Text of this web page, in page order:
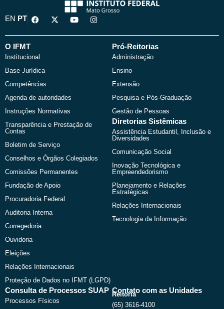
EN PT
F
a
e
o
k
X
-
w
Y
o
t
I
n
t
O IFMT
Institucional
Base Jurídica
Competências
Agenda de autoridades
Instruções Normativas
Transparência e Prestação de
Contas
Boletim de Serviço
Conselhos e Órgãos Colegiados
Comissões Permanentes
Fundação de Apoio
Procuradoria Federal
Auditoria Interna
Corregedoria
Ouvidoria
Eleições
Relações Internacionais
Proteção de Dados no IFMT (LGPD)
Pró-Reitorias
Administração
Ensino
Extensão
Pesquisa e Pós-Graduação
Gestão de Pessoas
Diretorias Sistêmicas
Assistência Estudantil, Inclusão e
Diversidades
Comunicação Social
Inovação Tecnológica e
Empreendedorismo
Planejamento e Relações
Estratégicas
Relações Internacionais
Tecnologia da Informação
Consulta de Processos SUAP
Processos Físicos
Contato com as Unidades
Reitoria
(65) 3616-4100